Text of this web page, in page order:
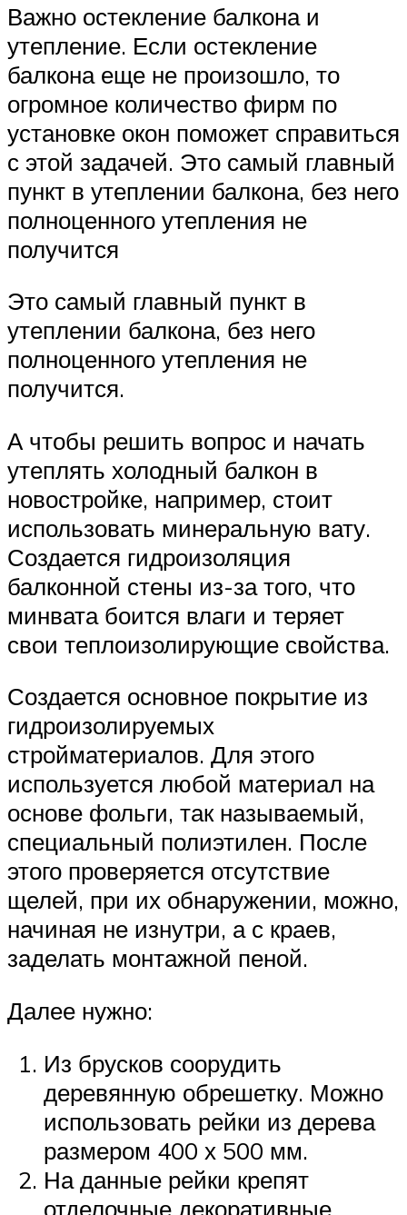
Важно остекление балкона и
утепление. Если остекление
балкона еще не произошло, то
огромное количество фирм по
установке окон поможет справиться
с этой задачей. Это самый главный
пункт в утеплении балкона, без него
полноценного утепления не
получится
Это самый главный пункт в
утеплении балкона, без него
полноценного утепления не
получится.
А чтобы решить вопрос и начать
утеплять холодный балкон в
новостройке, например, стоит
использовать минеральную вату.
Создается гидроизоляция
балконной стены из-за того, что
минвата боится влаги и теряет
свои теплоизолирующие свойства.
Создается основное покрытие из
гидроизолируемых
стройматериалов. Для этого
используется любой материал на
основе фольги, так называемый,
специальный полиэтилен. После
этого проверяется отсутствие
щелей, при их обнаружении, можно,
начиная не изнутри, а с краев,
заделать монтажной пеной.
Далее нужно:
Из брусков соорудить
деревянную обрешетку. Можно
использовать рейки из дерева
размером 400 х 500 мм.
На данные рейки крепят
отделочные декоративные